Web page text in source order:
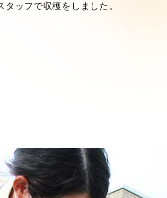
ッフで収穫をしました。